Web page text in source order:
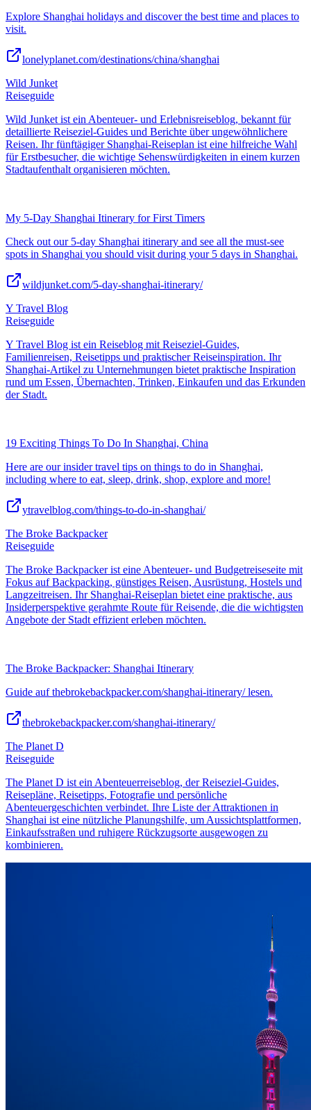
Explore Shanghai holidays and discover the best time and places to
visit.
lonelyplanet.com/destinations/china/shanghai
Wild Junket
Reiseguide
Wild Junket ist ein Abenteuer- und Erlebnisreiseblog, bekannt für
detaillierte Reiseziel-Guides und Berichte über ungewöhnlichere
Reisen. Ihr fünftägiger Shanghai-Reiseplan ist eine hilfreiche Wahl
für Erstbesucher, die wichtige Sehenswürdigkeiten in einem kurzen
Stadtaufenthalt organisieren möchten.
My 5-Day Shanghai Itinerary for First Timers
Check out our 5-day Shanghai itinerary and see all the must-see
spots in Shanghai you should visit during your 5 days in Shanghai.
wildjunket.com/5-day-shanghai-itinerary/
Y Travel Blog
Reiseguide
Y Travel Blog ist ein Reiseblog mit Reiseziel-Guides,
Familienreisen, Reisetipps und praktischer Reiseinspiration. Ihr
Shanghai-Artikel zu Unternehmungen bietet praktische Inspiration
rund um Essen, Übernachten, Trinken, Einkaufen und das Erkunden
der Stadt.
19 Exciting Things To Do In Shanghai, China
Here are our insider travel tips on things to do in Shanghai,
including where to eat, sleep, drink, shop, explore and more!
ytravelblog.com/things-to-do-in-shanghai/
The Broke Backpacker
Reiseguide
The Broke Backpacker ist eine Abenteuer- und Budgetreiseseite mit
Fokus auf Backpacking, günstiges Reisen, Ausrüstung, Hostels und
Langzeitreisen. Ihr Shanghai-Reiseplan bietet eine praktische, aus
Insiderperspektive gerahmte Route für Reisende, die die wichtigsten
Angebote der Stadt effizient erleben möchten.
The Broke Backpacker: Shanghai Itinerary
Guide auf thebrokebackpacker.com/shanghai-itinerary/ lesen.
thebrokebackpacker.com/shanghai-itinerary/
The Planet D
Reiseguide
The Planet D ist ein Abenteuerreiseblog, der Reiseziel-Guides,
Reisepläne, Reisetipps, Fotografie und persönliche
Abenteuergeschichten verbindet. Ihre Liste der Attraktionen in
Shanghai ist eine nützliche Planungshilfe, um Aussichtsplattformen,
Einkaufsstraßen und ruhigere Rückzugsorte ausgewogen zu
kombinieren.